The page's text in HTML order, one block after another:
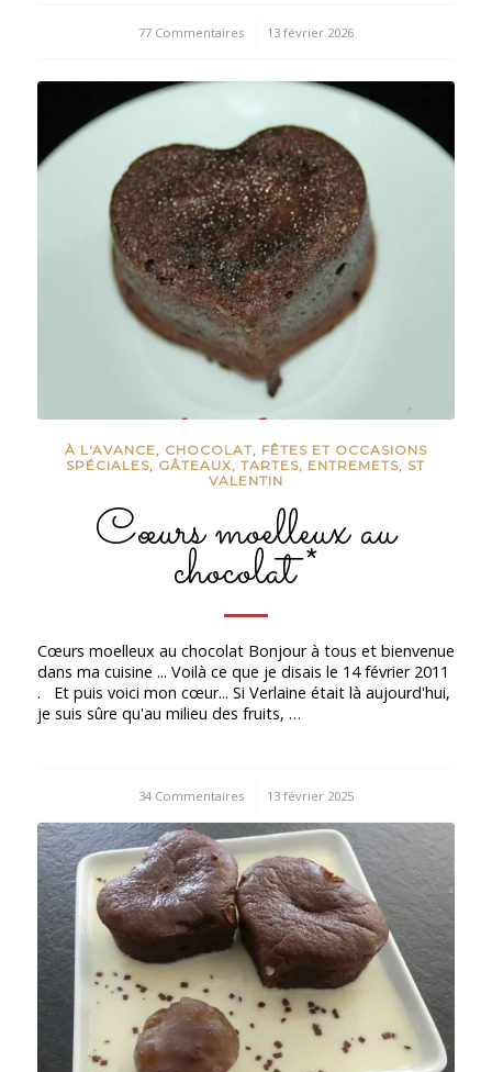
77 Commentaires
/ 13 février 2026
À L'AVANCE, CHOCOLAT, FÊTES ET OCCASIONS
SPÉCIALES, GÂTEAUX, TARTES, ENTREMETS, ST
VALENTIN
Cœurs moelleux au
chocolat *
Cœurs moelleux au chocolat Bonjour à tous et bienvenue
dans ma cuisine ... Voilà ce que je disais le 14 février 2011
. Et puis voici mon cœur... Si Verlaine était là aujourd'hui,
je suis sûre qu'au milieu des fruits, …
34 Commentaires
/ 13 février 2025